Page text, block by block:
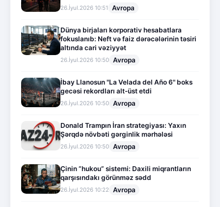
26.İyul.2026 10:51 Avropa
Dünya birjaları korporativ hesabatlara
fokuslanıb: Neft və faiz dərəcələrinin təsiri
altında cari vəziyyət
26.İyul.2026 10:50 Avropa
İbay Llanosun "La Velada del Año 6" boks
gecəsi rekordları alt-üst etdi
26.İyul.2026 10:50 Avropa
Donald Trampın İran strategiyası: Yaxın
Şərqdə növbəti gərginlik mərhələsi
26.İyul.2026 10:50 Avropa
Çinin “hukou” sistemi: Daxili miqrantların
qarşısındakı görünməz sədd
26.İyul.2026 10:22 Avropa